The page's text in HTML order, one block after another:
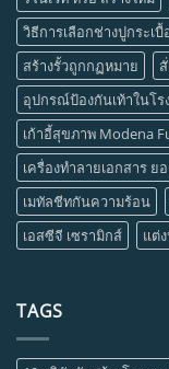
วิธีการเลือกช่างปูกระเบื้
สร้างรั้วถูกกฏหมาย
อุปกรณ์ป้องกันเท้าในโร
เก้าอี้สุขภาพ Modena
เครื่องทำลายเอกสาร ย
เมทัลชีทกันความร้อน
เอสซีจี เซรามิกส์
แต่
TAGS